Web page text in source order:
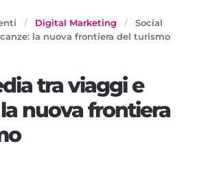
/ Digital Marketing /
Social
la nuova frontiera del turismo
tra viaggi e
nuova frontiera